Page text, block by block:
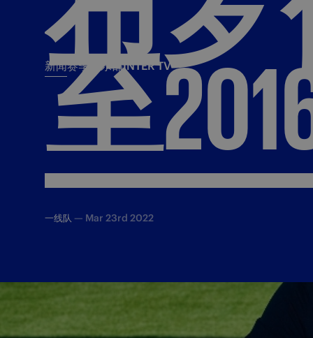
新闻
新闻 所有新闻
赛季
赛季 团队
俱乐部
俱乐
部
INTER TV
票务 Tickets
至
一线队 — Mar 23rd 2022
俱乐部宣布与布罗佐维奇续约至2016年6月